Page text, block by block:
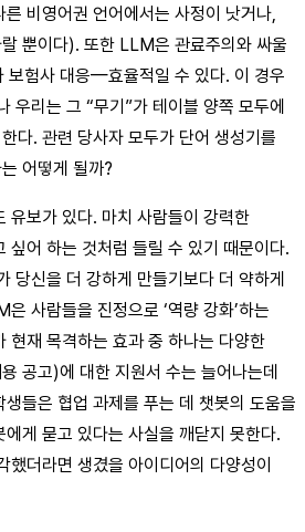
비영어권 언어에서는 사정이 낫거나,
뿐이다). 또한 LLM은 관료주의와 싸울
험사 대응—효율적일 수 있다. 이 경우
우리는 그 “무기”가 테이블 양쪽 모두에
다. 관련 당사자 모두가 단어 생성기를
어떻게 될까?
유보가 있다. 마치 사람들이 강력한
싶어 하는 것처럼 들릴 수 있기 때문이다.
당신을 더 강하게 만들기보다 더 약하게
사람들을 진정으로 ‘역량 강화’하는
현재 목격하는 효과 중 하나는 다양한
공고)에 대한 지원서 수는 늘어나는데
들은 협업 과제를 푸는 데 챗봇의 도움을
게 묻고 있다는 사실을 깨닫지 못한다.
했더라면 생겼을 아이디어의 다양성이